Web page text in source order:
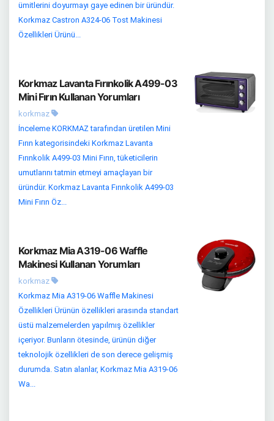
ümitlerini doyurmayı gaye edinen bir üründür.
Korkmaz Castron A324-06 Tost Makinesi
Özellikleri Ürünü...
Korkmaz Lavanta Fırınkolik A499-03
Mini Fırın Kullanan Yorumları
korkmaz
İnceleme KORKMAZ tarafından üretilen Mini
Fırın kategorisindeki Korkmaz Lavanta
Fırınkolik A499-03 Mini Fırın, tüketicilerin
umutlarını tatmin etmeyi amaçlayan bir
üründür. Korkmaz Lavanta Fırınkolik A499-03
Mini Fırın Öz...
Korkmaz Mia A319-06 Waffle
Makinesi Kullanan Yorumları
korkmaz
Korkmaz Mia A319-06 Waffle Makinesi
Özellikleri Ürünün özellikleri arasında standart
üstü malzemelerden yapılmış özellikler
içeriyor. Bunların ötesinde, ürünün diğer
teknolojik özellikleri de son derece gelişmiş
durumda. Satın alanlar, Korkmaz Mia A319-06
Wa...